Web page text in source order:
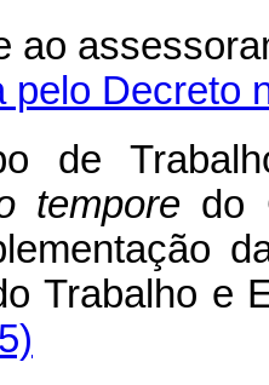
ao
pelo Decreto
de
tempore do
Trabalho e